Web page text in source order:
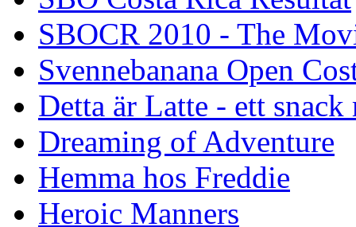
SBOCR 2010 - The
Svennebanana Open
Detta är Latte - ett
Dreaming of Adventure
Hemma hos Freddie
Heroic Manners